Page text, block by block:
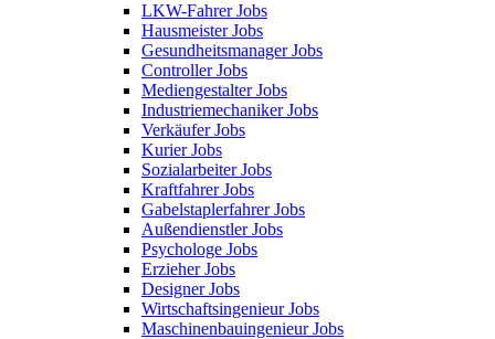
LKW-Fahrer Jobs
Hausmeister Jobs
Gesundheitsmanager Jobs
Controller Jobs
Mediengestalter Jobs
Industriemechaniker Jobs
Verkäufer Jobs
Kurier Jobs
Sozialarbeiter Jobs
Kraftfahrer Jobs
Gabelstaplerfahrer Jobs
Außendienstler Jobs
Psychologe Jobs
Erzieher Jobs
Designer Jobs
Wirtschaftsingenieur Jobs
Maschinenbauingenieur Jobs